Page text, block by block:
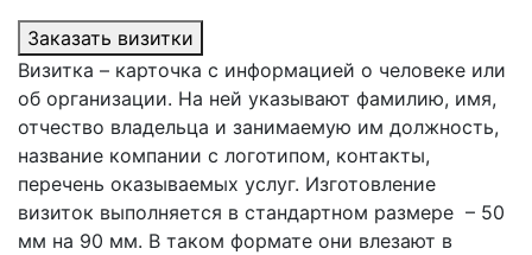
Заказать визитки
Визитка – карточка с информацией о человеке или
об организации. На ней указывают фамилию, имя,
отчество владельца и занимаемую им должность,
название компании с логотипом, контакты,
перечень оказываемых услуг. Изготовление
визиток выполняется в стандартном размере – 50
мм на 90 мм. В таком формате они влезают в